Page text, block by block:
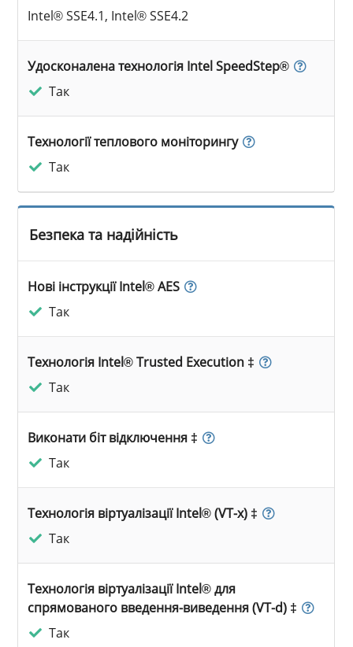
Intel® SSE4.1, Intel® SSE4.2
Удосконалена технологія Intel SpeedStep®
Так
Технології теплового моніторингу
Так
Безпека та надійність
Нові інструкції Intel® AES
Так
Технологія Intel® Trusted Execution ‡
Так
Виконати біт відключення ‡
Так
Технологія віртуалізації Intel® (VT-x) ‡
Так
Технологія віртуалізації Intel® для
спрямованого введення-виведення (VT-d) ‡
Так